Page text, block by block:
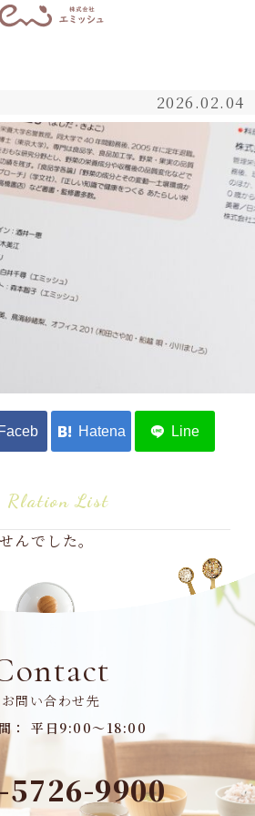
2026.02.04
Rlation List
んでした。
お問い合わせ先
： 平日9:00～18:00
5726-9900